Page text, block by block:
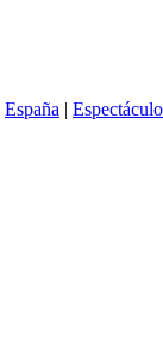
España |